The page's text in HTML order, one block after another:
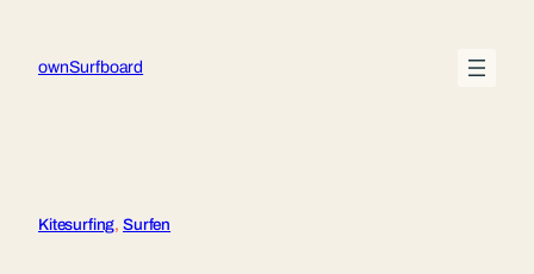
springen
ownSurfboard
Kitesurfing, Surfen